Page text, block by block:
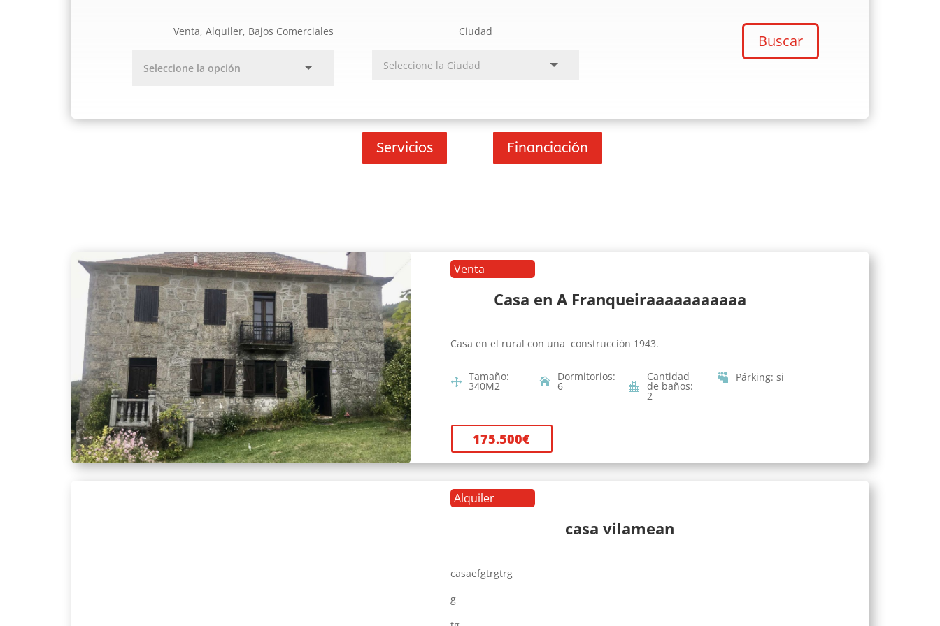
Venta, Alquiler, Bajos Comerciales Ciudad
Buscar
Servicios Financiación
Venta
Casa en A Franqueiraaaaaaaaaaa
Casa en el rural con una construcción 1943.
Tamaño:
340M2
Dormitorios:
6
Cantidad
de baños:
2
Párking:si
175.500€
Alquiler
casa vilamean
casaefgtrgtrg
g